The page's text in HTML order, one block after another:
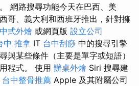
網路搜尋功能今天在巴西、美
哥、義大利和西班牙推出，針對擁
中式外燴 或網頁版 設立公司
中 推拿 IT 台中刮痧 中的搜尋引擎
與某些條件（主要是單字或短語）
程式。 使用 辦桌外燴 Siri 搜尋建
台中整骨推薦 Apple 及其附屬公司